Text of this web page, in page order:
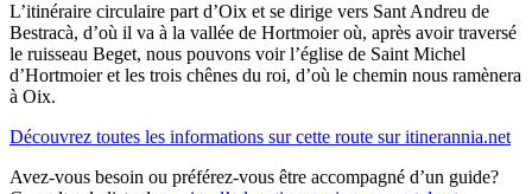
L’itinéraire circulaire part d’Oix et se dirige vers Sant Andreu de
Bestracà, d’où il va à la vallée de Hortmoier où, après avoir traversé
le ruisseau Beget, nous pouvons voir l’église de Saint Michel
d’Hortmoier et les trois chênes du roi, d’où le chemin nous ramènera
à Oix.
Découvrez toutes les informations sur cette route sur itinerannia.net
Avez-vous besoin ou préférez-vous être accompagné d’un guide?